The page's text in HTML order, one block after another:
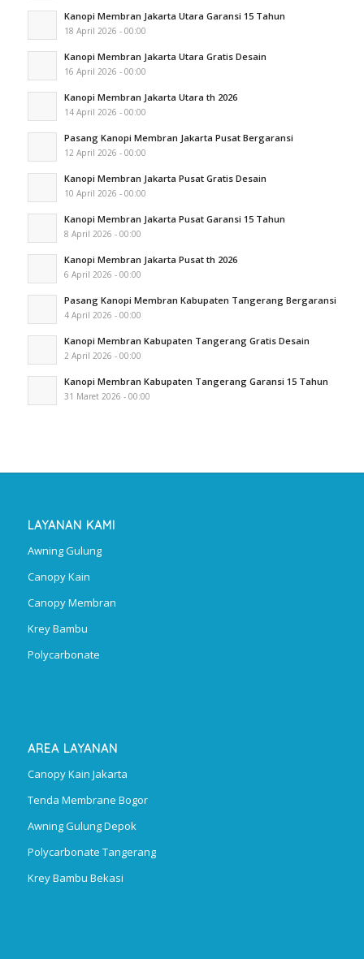
Kanopi Membran Jakarta Utara Garansi 15 Tahun
18 April 2026 - 00:00
Kanopi Membran Jakarta Utara Gratis Desain
16 April 2026 - 00:00
Kanopi Membran Jakarta Utara th 2026
14 April 2026 - 00:00
Pasang Kanopi Membran Jakarta Pusat Bergaransi
12 April 2026 - 00:00
Kanopi Membran Jakarta Pusat Gratis Desain
10 April 2026 - 00:00
Kanopi Membran Jakarta Pusat Garansi 15 Tahun
8 April 2026 - 00:00
Kanopi Membran Jakarta Pusat th 2026
6 April 2026 - 00:00
Pasang Kanopi Membran Kabupaten Tangerang Bergaransi
4 April 2026 - 00:00
Kanopi Membran Kabupaten Tangerang Gratis Desain
2 April 2026 - 00:00
Kanopi Membran Kabupaten Tangerang Garansi 15 Tahun
31 Maret 2026 - 00:00
LAYANAN KAMI
Awning Gulung
Canopy Kain
Canopy Membran
Krey Bambu
Polycarbonate
AREA LAYANAN
Canopy Kain Jakarta
Tenda Membrane Bogor
Awning Gulung Depok
Polycarbonate Tangerang
Krey Bambu Bekasi